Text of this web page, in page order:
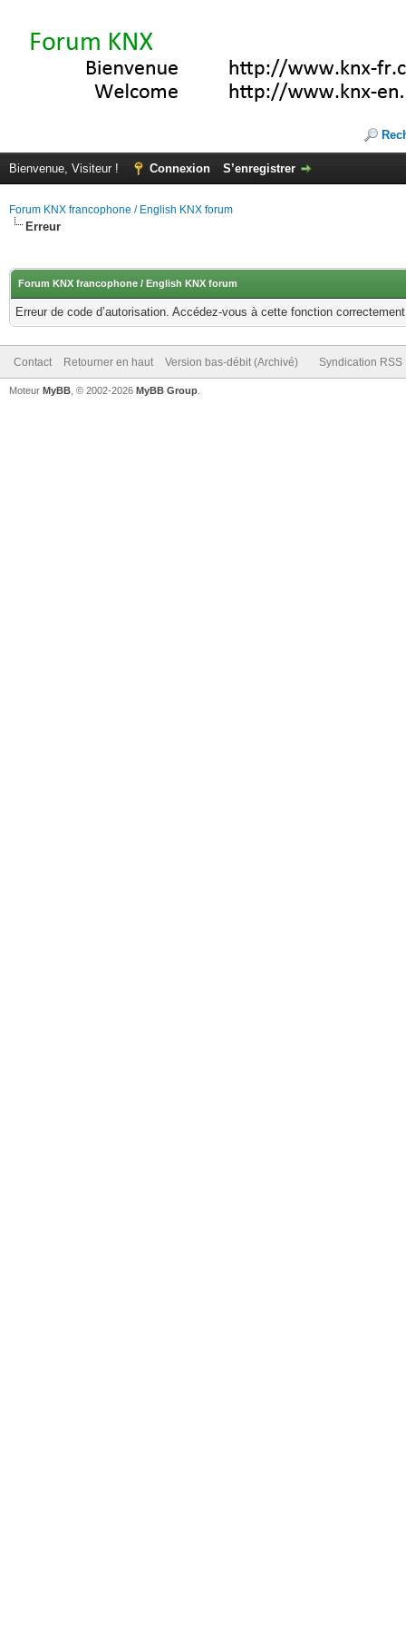
Bienvenue, Visiteur ! Connexion S’enregistrer
Forum KNX francophone / English KNX forum
Erreur
Forum KNX francophone / English KNX forum
Erreur de code d’autorisation. Accédez-vous à cette fonction
Contact Retourner en haut Version bas-débit (Archivé) Syndication RSS
Moteur MyBB , © 2002-2026 MyBB Group